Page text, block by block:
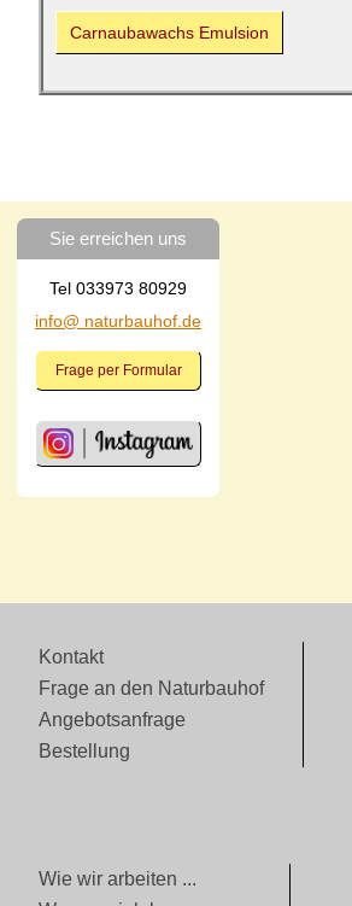
Carnaubawachs Emulsion
Sie erreichen uns
Tel 033973 80929
info@ naturbauhof.de
Frage per Formular
Kontakt
Frage an den Naturbauhof
Angebotsanfrage
Bestellung
Wie wir arbeiten ...